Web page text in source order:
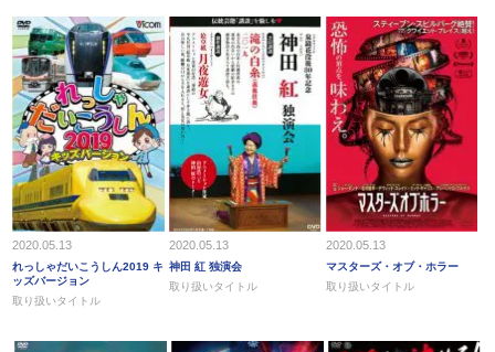
2020.05.13
れっしゃだいこうしん2019 キ
ッズバージョン
取り扱いタイトル
2020.05.13
神田 紅 独演会
取り扱いタイトル
2020.05.13
マスターズ・オブ・ホラー
取り扱いタイトル